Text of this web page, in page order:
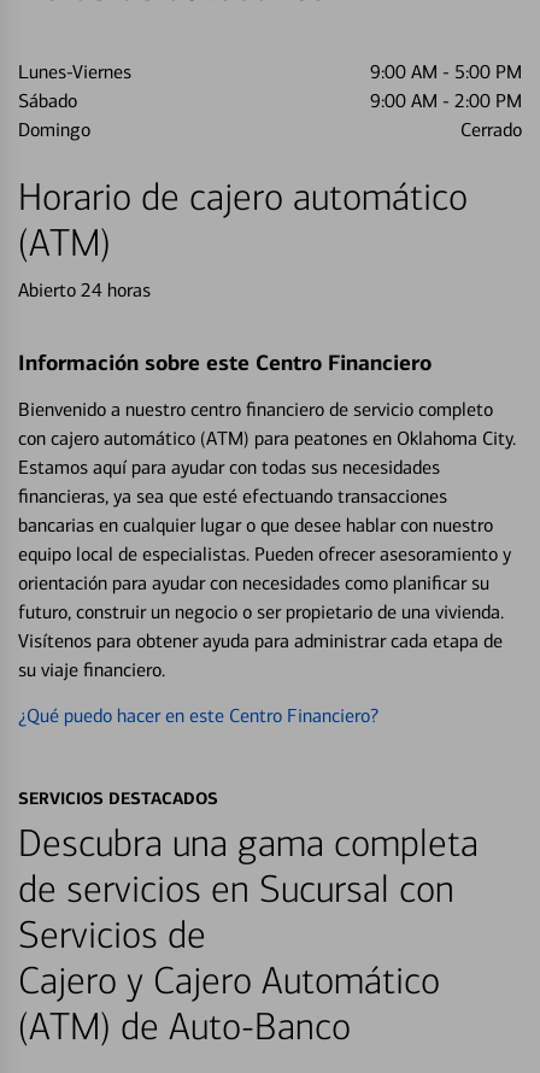
Lunes-Viernes 9:00 AM - 5:00 PM
Sábado
9:00 AM - 2:00 PM
Domingo
Cerrado
Horario de cajero automático
(ATM)
Abierto 24 horas
Información sobre este Centro Financiero
Bienvenido a nuestro centro financiero de servicio completo
con cajero automático (ATM) para peatones en Oklahoma City.
Estamos aquí para ayudar con todas sus necesidades
financieras, ya sea que esté efectuando transacciones
bancarias en cualquier lugar o que desee hablar con nuestro
equipo local de especialistas. Pueden ofrecer asesoramiento y
orientación para ayudar con necesidades como planificar su
futuro, construir un negocio o ser propietario de una vivienda.
Visítenos para obtener ayuda para administrar cada etapa de
su viaje financiero.
¿Qué puedo hacer en este Centro Financiero?
SERVICIOS DESTACADOS
Descubra una gama completa
de servicios en Sucursal con
Servicios de
Cajero y Cajero Automático
(ATM) de Auto-Banco